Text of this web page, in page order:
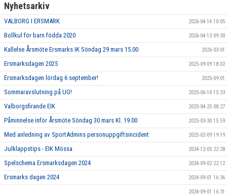
Nyhetsarkiv
VALBORG I ERSMARK 2026-04-14 10:05
Bollkul för barn födda 2020 2026-04-13 09:30
Kallelse Årsmöte Ersmarks IK Söndag 29 mars 15.00 2026-03-01
Ersmarksdagen 2025 2025-09-09 18:02
Ersmarksdagen lördag 6 september! 2025-09-01
Sommaravslutning på UG! 2025-06-10 15:33
Valborgsfirande EIK 2025-04-25 08:27
Påminnelse inför Årsmöte Söndag 30 mars Kl. 19.00 2025-03-30 15:59
Med anledning av SportAdmins personuppgiftsincident 2025-02-09 19:19
Julklappstips - EIK Mössa 2024-12-05 22:28
Spelschema Ersmarksdagen 2024 2024-09-02 22:12
Ersmarks dagen 2024 2024-09-01 16:36
2024-09-01 16:31